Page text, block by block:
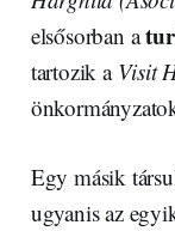
elsősorban a
tartozik a Visit
Egy másik
ugyanis az